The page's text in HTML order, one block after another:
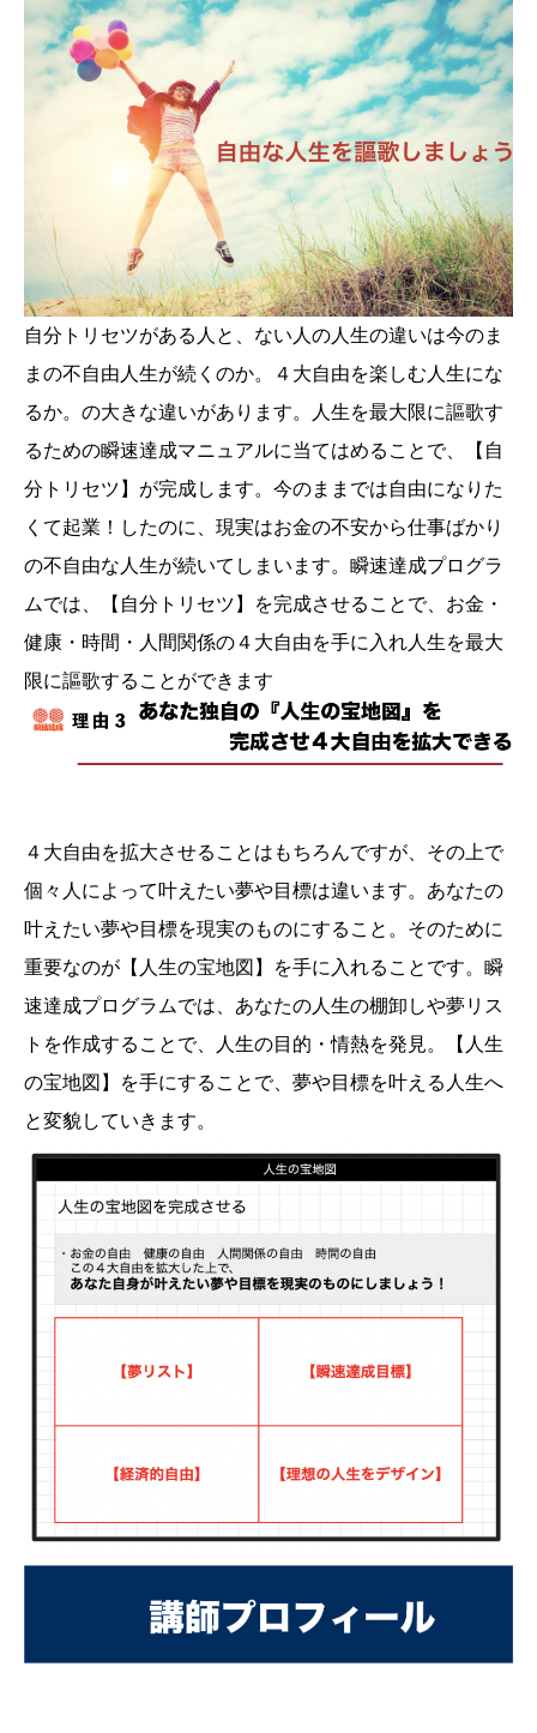
自分トリセツがある人と、ない人の人生の違いは今のま
まの不自由人生が続くのか。４大自由を楽しむ人生にな
るか。の大きな違いがあります。人生を最大限に謳歌す
るための瞬速達成マニュアルに当てはめることで、【自
分トリセツ】が完成します。今のままでは自由になりた
くて起業！したのに、現実はお金の不安から仕事ばかり
の不自由な人生が続いてしまいます。瞬速達成プログラ
ムでは、【自分トリセツ】を完成させることで、お金・
健康・時間・人間関係の４大自由を手に入れ人生を最大
限に謳歌することができます
４大自由を拡大させることはもちろんですが、その上で
個々人によって叶えたい夢や目標は違います。あなたの
叶えたい夢や目標を現実のものにすること。そのために
重要なのが【人生の宝地図】を手に入れることです。瞬
速達成プログラムでは、あなたの人生の棚卸しや夢リス
トを作成することで、人生の目的・情熱を発見。【人生
の宝地図】を手にすることで、夢や目標を叶える人生へ
と変貌していきます。